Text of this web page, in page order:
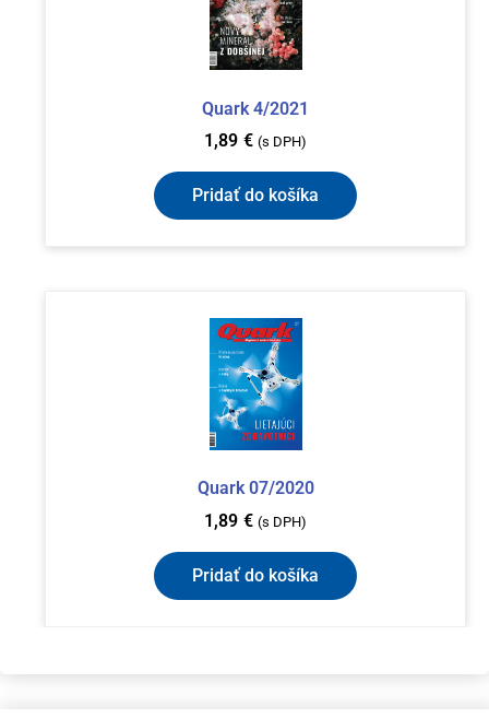
Quark 4/2021
1,89 € (s DPH)
Pridať do košíka
Quark 07/2020
1,89 € (s DPH)
Pridať do košíka